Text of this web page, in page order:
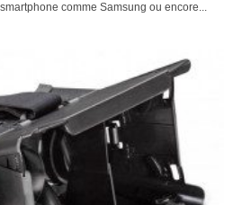
comme Samsung ou encore...